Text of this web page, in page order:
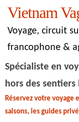
Vietnam
Voyage, circuit
francophone &
Spécialiste en
hors des sentiers
Réservez votre voyage
saisons, les guides